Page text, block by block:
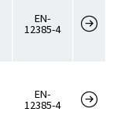
EN-
12385-4
EN-
12385-4